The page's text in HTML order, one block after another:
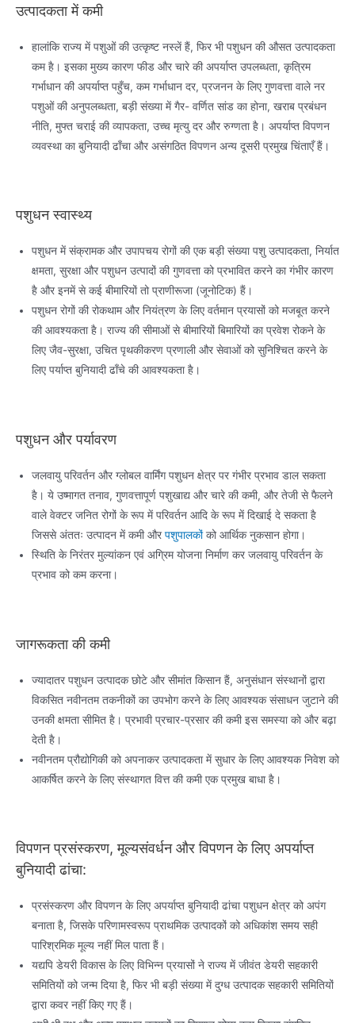
उत्पादकता में कमी
हालांकि राज्य में पशुओं की उत्कृष्ट नस्लें हैं, फिर भी पशुधन की औसत उत्पादकता
कम है। इसका मुख्य कारण फीड और चारे की अपर्याप्त उपलब्धता, कृत्रिम
गर्भाधान की अपर्याप्त पहुँच, कम गर्भाधान दर, प्रजनन के लिए गुणवत्ता वाले नर
पशुओं की अनुपलब्धता, बड़ी संख्या में गैर- वर्णित सांड का होना, खराब प्रबंधन
नीति, मुफ्त चराई की व्यापकता, उच्च मृत्यु दर और रुग्णता है। अपर्याप्त विपणन
व्यवस्था का बुनियादी ढाँचा और असंगठित विपणन अन्य दूसरी प्रमुख चिंताएँ हैं।
पशुधन स्वास्थ्य
पशुधन में संक्रामक और उपापचय रोगों की एक बड़ी संख्या पशु उत्पादकता, निर्यात
क्षमता, सुरक्षा और पशुधन उत्पादों की गुणवत्ता को प्रभावित करने का गंभीर कारण
है और इनमें से कई बीमारियों तो प्राणीरूजा (जूनोटिक) हैं।
पशुधन रोगों की रोकथाम और नियंत्रण के लिए वर्तमान प्रयासों को मजबूत करने
की आवश्यकता है। राज्य की सीमाओं से बीमारियों बिमारियों का प्रवेश रोकने के
लिए जैव-सुरक्षा, उचित पृथकीकरण प्रणाली और सेवाओं को सुनिश्चित करने के
लिए पर्याप्त बुनियादी ढाँचे की आवश्यकता है।
पशुधन और पर्यावरण
जलवायु परिवर्तन और ग्लोबल वार्मिंग पशुधन क्षेत्र पर गंभीर प्रभाव डाल सकता
है। ये उष्मागत तनाव, गुणवत्तापूर्ण पशुखाद्य और चारे की कमी, और तेजी से फैलने
वाले वेक्टर जनित रोगों के रूप में परिवर्तन आदि के रूप में दिखाई दे सकता है
जिससे अंततः उत्पादन में कमी औरपशुपालकोंको आर्थिक नुकसान होगा।
स्थिति के निरंतर मुल्यांकन एवं अग्रिम योजना निर्माण कर जलवायु परिवर्तन के
प्रभाव को कम करना।
जागरूकता की कमी
ज्यादातर पशुधन उत्पादक छोटे और सीमांत किसान हैं, अनुसंधान संस्थानों द्वारा
विकसित नवीनतम तकनीकों का उपभोग करने के लिए आवश्यक संसाधन जुटाने की
उनकी क्षमता सीमित है। प्रभावी प्रचार-प्रसार की कमी इस समस्या को और बढ़ा
देती है।
नवीनतम प्रौद्योगिकी को अपनाकर उत्पादकता में सुधार के लिए आवश्यक निवेश को
आकर्षित करने के लिए संस्थागत वित्त की कमी एक प्रमुख बाधा है।
विपणन प्रसंस्करण, मूल्यसंवर्धन और विपणन के लिए अपर्याप्त
बुनियादी ढांचा:
प्रसंस्करण और विपणन के लिए अपर्याप्त बुनियादी ढांचा पशुधन क्षेत्र को अपंग
बनाता है, जिसके परिणामस्वरूप प्राथमिक उत्पादकों को अधिकांश समय सही
पारिश्रमिक मूल्य नहीं मिल पाता हैं।
यद्यपि डेयरी विकास के लिए विभिन्न प्रयासों ने राज्य में जीवंत डेयरी सहकारी
समितियों को जन्म दिया है, फिर भी बड़ी संख्या में दुग्ध उत्पादक सहकारी समितियों
द्वारा कवर नहीं किए गए हैं।